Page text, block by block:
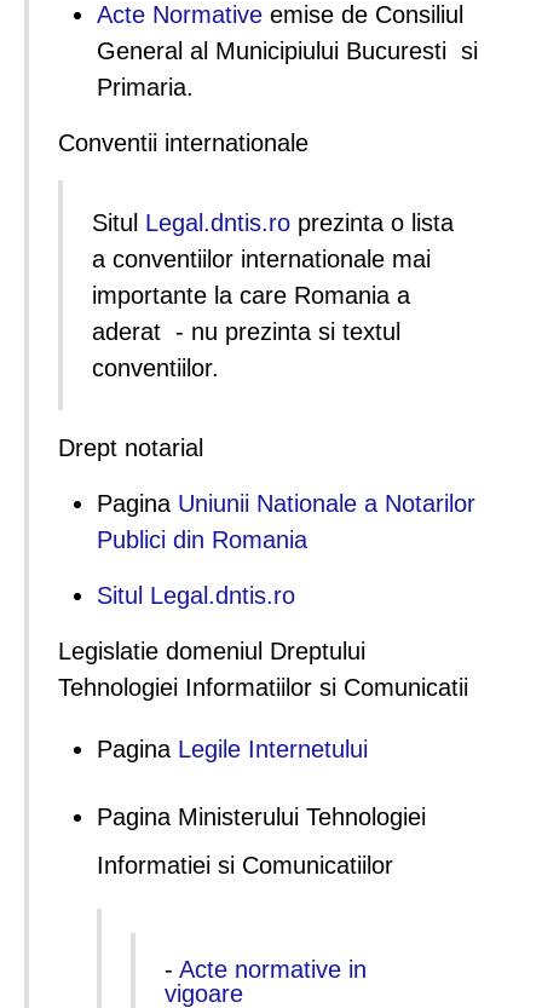
Acte Normative emise de Consiliul
General al Municipiului Bucuresti si
Primaria.
Conventii internationale
Situl Legal.dntis.ro prezinta o lista
a conventiilor internationale mai
importante la care Romania a
aderat - nu prezinta si textul
conventiilor.
Drept notarial
Pagina Uniunii Nationale a Notarilor
Publici din Romania
Situl Legal.dntis.ro
Legislatie domeniul Dreptului
Tehnologiei Informatiilor si Comunicatii
Pagina Legile Internetului
Pagina Ministerului Tehnologiei
Informatiei si Comunicatiilor
- Acte normative in
vigoare